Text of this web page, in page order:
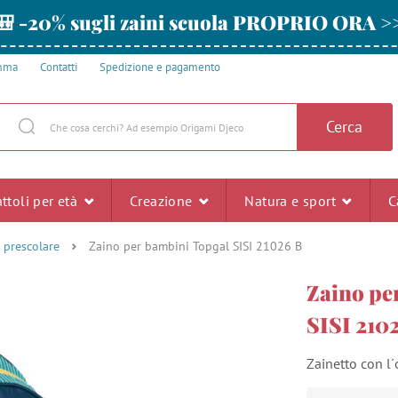
-20% sugli zaini scuola PROPRIO ORA
Contatti Spedizione e pagamento
Cerca
per età Creazione Natura e sport
Zaino per bambini Topgal SISI 21026 B
Zaino
SISI
Zainetto con